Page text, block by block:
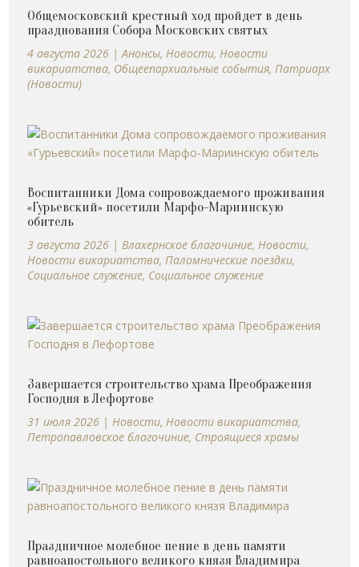
Общемосковский крестный ход пройдет в день
празднования Собора Московских святых
4 августа 2026 |Анонсы,Новости,Новости
викариатства, Общеепархиальные события,Патриарх
(Новости)
Воспитанники Дома сопровождаемого проживания
«Гурьевский» посетили Марфо-Мариинскую
обитель
3 августа 2026 |Влахернское благочиние,Новости,
Новости викариатства,Паломнические поездки,
Социальное служение, Социальное служение
Завершается строительство храма Преображения
Господня в Лефортове
31 июля 2026 |Новости,Новости викариатства,
Петропавловское благочиние, Строящиеся храмы
Праздничное молебное пение в день памяти
равноапостольного великого князя Владимира